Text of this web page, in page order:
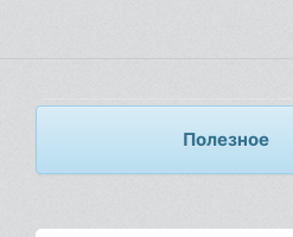
Полезное